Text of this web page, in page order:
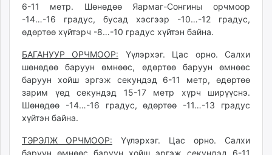
6-11 метр. Шөнөдөө Яармаг-Сонгины орчмоор
-14…-16 градус, бусад хэсгээр -10…-12 градус,
өдөртөө хүйтэрч -8…-10 градус хүйтэн байна.
БАГАНУУР ОРЧМООР: Үүлэрхэг. Цас орно. Салхи
шөнөдөө баруун өмнөөс, өдөртөө баруун өмнөөс
баруун хойш эргэж секундэд 6-11 метр, өдөртөө
зарим үед секундэд 15-17 метр хүрч ширүүснэ.
Шөнөдөө -14…-16 градус, өдөртөө -11…-13 градус
хүйтэн байна.
ТЭРЭЛЖ ОРЧМООР: Үүлэрхэг. Цас орно. Салхи